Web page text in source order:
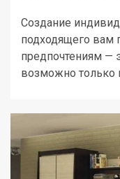
Создание
подходящего вам
предпочтениям —
возможно только